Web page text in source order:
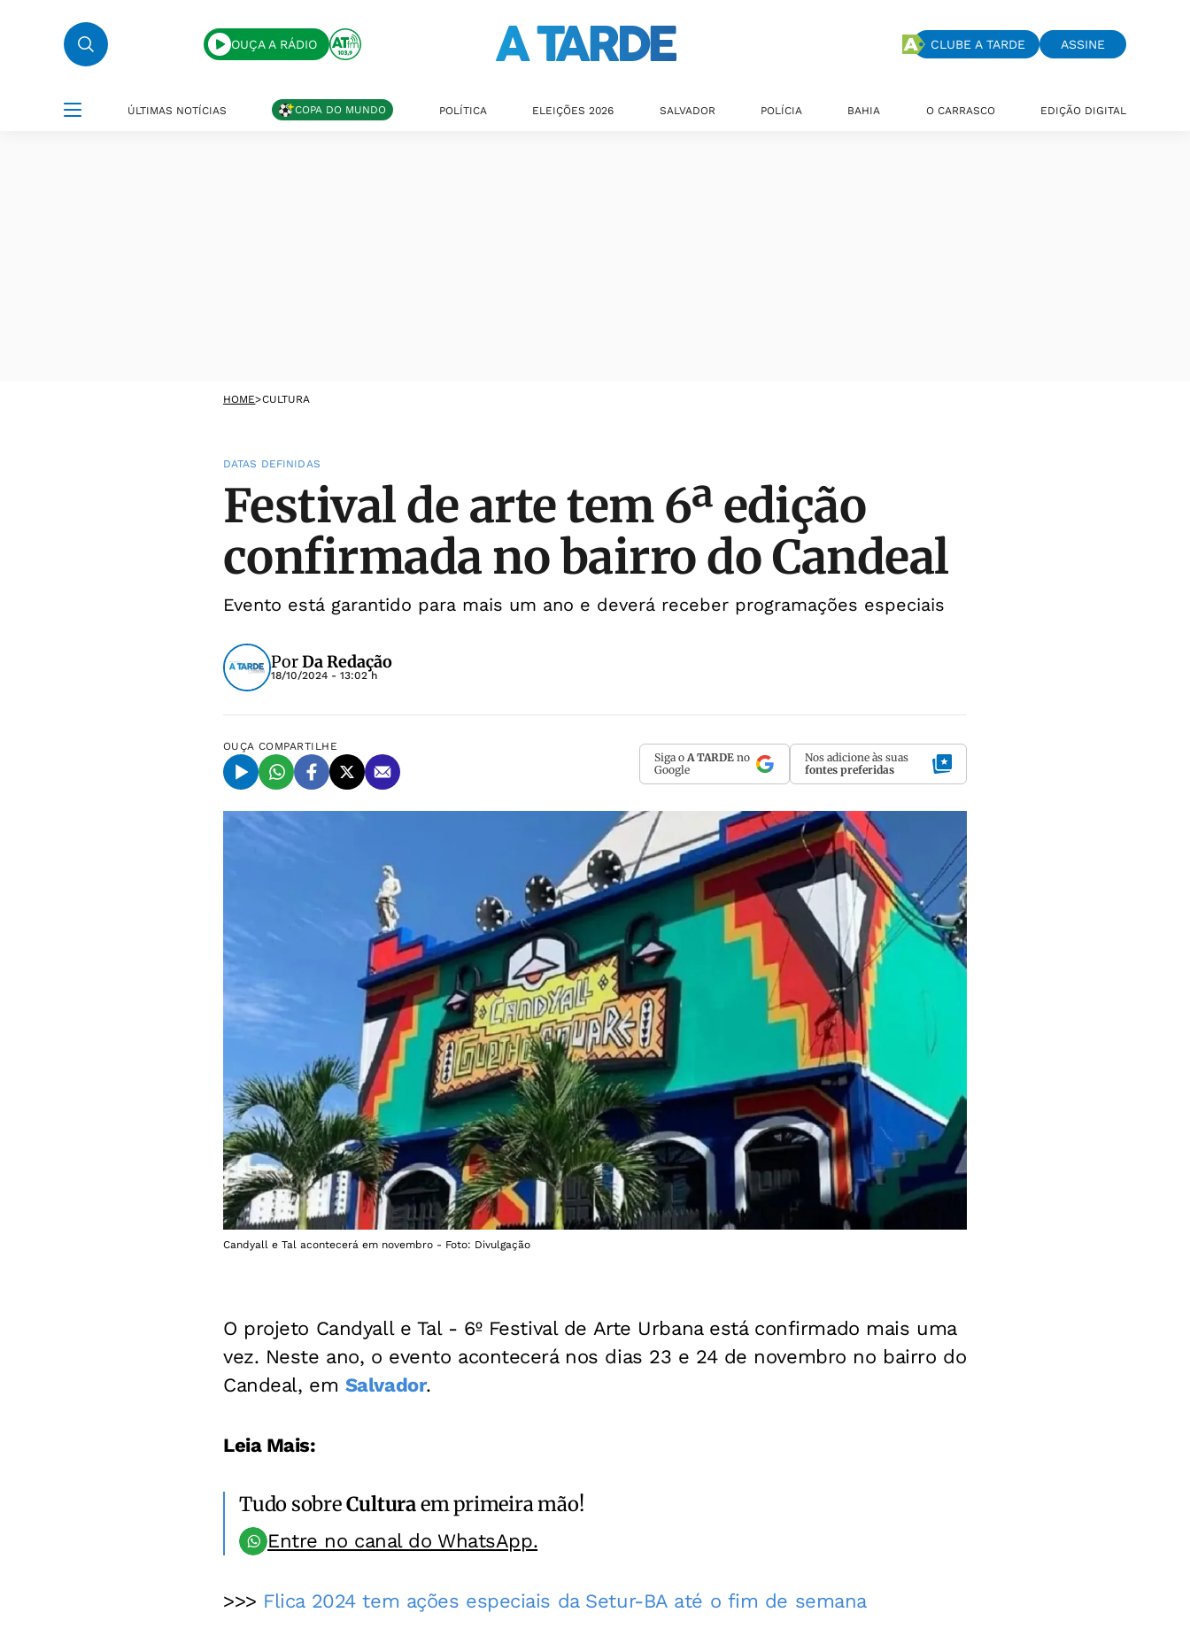
OUÇA A RÁDIO CLUBE A TARDE ASSINE
ÚLTIMAS NOTÍCIAS COPA DO MUNDO POLÍTICA ELEIÇÕES 2026 SALVADOR POLÍCIA BAHIA O CARRASCO EDIÇÃO DIGITAL
HOME>CULTURA
DATAS DEFINIDAS
Festival de arte tem 6ª edição
confirmada no bairro do Candeal
Evento está garantido para mais um ano e deverá receber programações especiais
PorDa Redação
18/10/2024 - 13:02 h
OUÇA COMPARTILHE
Siga o A TARDE no
Google
Nos adicione às suas
fontes preferidas
Candyall e Tal acontecerá em novembro - Foto: Divulgação
O projeto Candyall e Tal - 6º Festival de Arte Urbana está confirmado mais uma
vez. Neste ano, o evento acontecerá nos dias 23 e 24 de novembro no bairro do
Candeal, em Salvador.
Leia Mais:
Tudo sobreCulturaem primeira mão!
Entre no canal do WhatsApp.
>>> Flica 2024 tem ações especiais da Setur-BA até o fim de semana